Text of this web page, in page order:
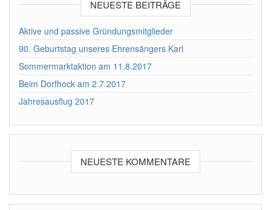
NEUESTE BEITRÄGE
Aktive und passive Gründungsmitglieder
90. Geburtstag unseres Ehrensängers Karl
Sommermarktaktion am 11.8.2017
Beim Dorfhock am 2.7.2017
Jahresausflug 2017
NEUESTE KOMMENTARE